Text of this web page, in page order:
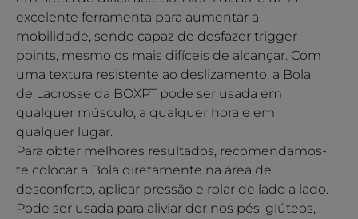
excelente ferramenta para aumentar a
mobilidade, sendo capaz de desfazer trigger
points, mesmo os mais difíceis de alcançar. Com
uma textura resistente ao deslizamento, a Bola
de Lacrosse da BOXPT pode ser usada em
qualquer músculo, a qualquer hora e em
qualquer lugar.
Para obter melhores resultados, recomendamos-
te colocar a Bola diretamente na área de
desconforto, aplicar pressão e rolar de lado a lado.
Pode ser usada para aliviar dor nos pés, glúteos,